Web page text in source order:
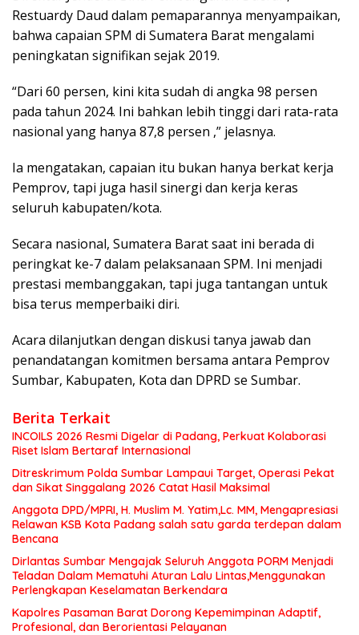
Restuardy Daud dalam pemaparannya menyampaikan,
bahwa capaian SPM di Sumatera Barat mengalami
peningkatan signifikan sejak 2019.
“Dari 60 persen, kini kita sudah di angka 98 persen
pada tahun 2024. Ini bahkan lebih tinggi dari rata-rata
nasional yang hanya 87,8 persen ,” jelasnya.
Ia mengatakan, capaian itu bukan hanya berkat kerja
Pemprov, tapi juga hasil sinergi dan kerja keras
seluruh kabupaten/kota.
Secara nasional, Sumatera Barat saat ini berada di
peringkat ke-7 dalam pelaksanaan SPM. Ini menjadi
prestasi membanggakan, tapi juga tantangan untuk
bisa terus memperbaiki diri.
Acara dilanjutkan dengan diskusi tanya jawab dan
penandatangan komitmen bersama antara Pemprov
Sumbar, Kabupaten, Kota dan DPRD se Sumbar.
Berita Terkait
INCOILS 2026 Resmi Digelar di Padang, Perkuat Kolaborasi
Riset Islam Bertaraf Internasional
Ditreskrimum Polda Sumbar Lampaui Target, Operasi Pekat
dan Sikat Singgalang 2026 Catat Hasil Maksimal
Anggota DPD/MPRI, H. Muslim M. Yatim,Lc. MM, Mengapresiasi
Relawan KSB Kota Padang salah satu garda terdepan dalam
Bencana
Dirlantas Sumbar Mengajak Seluruh Anggota PORM Menjadi
Teladan Dalam Mematuhi Aturan Lalu Lintas,Menggunakan
Perlengkapan Keselamatan Berkendara
Kapolres Pasaman Barat Dorong Kepemimpinan Adaptif,
Profesional, dan Berorientasi Pelayanan